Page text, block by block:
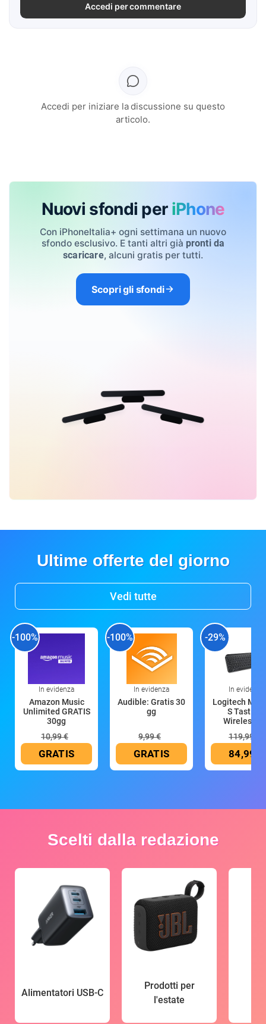
Accedi per commentare
Accedi per iniziare la discussione su questo
articolo.
Nuovi sfondi per iPhone
Con iPhoneItalia+ ogni settimana un nuovo
sfondo esclusivo. E tanti altri già pronti da
scaricare, alcuni gratis per tutti.
Scopri gli sfondi
Ultime offerte del giorno
Vedi tutte
-100%
In evidenza
Amazon Music
Unlimited GRATIS
30gg
10,99 €
GRATIS
-100%
In evidenza
Audible: Gratis 30
gg
9,99 €
GRATIS
-29%
In evidenza
Logitech MX
S Tastiera
Wireless
119,99 €
84,99 €
Scelti dalla redazione
Alimentatori USB-C
Prodotti per
l'estate